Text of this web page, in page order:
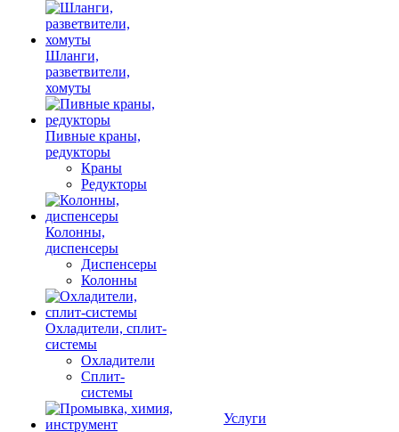
Шланги,
разветвители,
хомуты
Пивные краны,
редукторы
Краны
Редукторы
Колонны,
диспенсеры
Диспенсеры
Колонны
Охладители, сплит-
системы
Охладители
Сплит-
системы
Услуги